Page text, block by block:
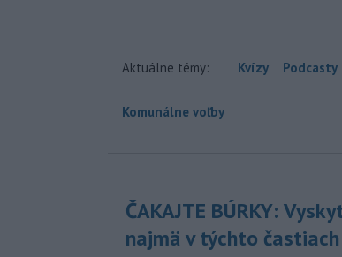
Aktuálne témy: Kvízy Podcasty
Komunálne voľby
ČAKAJTE BÚRKY:
najmä v týchto častiach